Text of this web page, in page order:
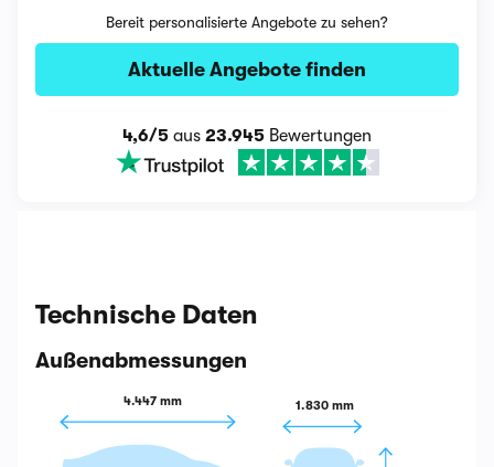
Bereit personalisierte Angebote zu sehen?
Aktuelle Angebote finden
4,6/5 aus 23.945 Bewertungen
Technische Daten
Außenabmessungen
4.447 mm 1.830 mm